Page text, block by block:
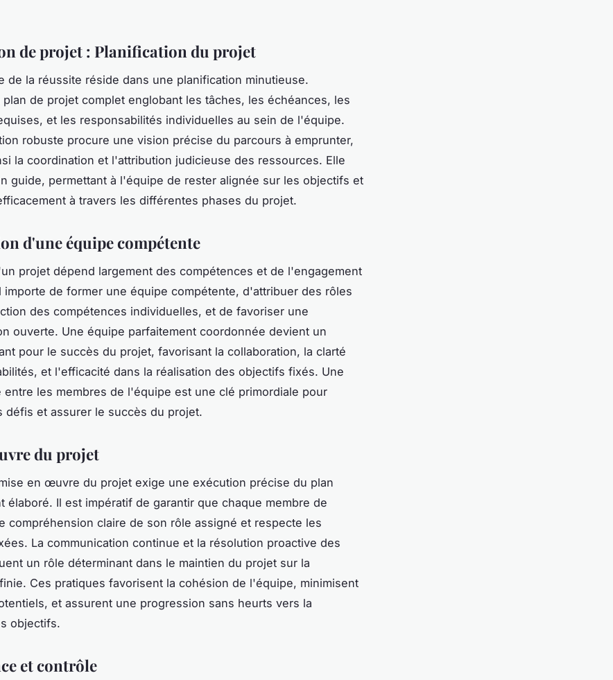
de projet : Planification du projet
de la réussite réside dans une planification minutieuse.
plan de projet complet englobant les tâches, les échéances, les
et les responsabilités individuelles au sein de l'équipe.
robuste procure une vision précise du parcours à emprunter,
la coordination et l'attribution judicieuse des ressources. Elle
guide, permettant à l'équipe de rester alignée sur les objectifs et
à travers les différentes phases du projet.
d'une équipe compétente
projet dépend largement des compétences et de l'engagement
importe de former une équipe compétente, d'attribuer des rôles
des compétences individuelles, et de favoriser une
ouverte. Une équipe parfaitement coordonnée devient un
pour le succès du projet, favorisant la collaboration, la clarté
et l'efficacité dans la réalisation des objectifs fixés. Une
entre les membres de l'équipe est une clé primordiale pour
défis et assurer le succès du projet.
du projet
en œuvre du projet exige une exécution précise du plan
élaboré. Il est impératif de garantir que chaque membre de
compréhension claire de son rôle assigné et respecte les
La communication continue et la résolution proactive des
un rôle déterminant dans le maintien du projet sur la
Ces pratiques favorisent la cohésion de l'équipe, minimisent
et assurent une progression sans heurts vers la
objectifs.
et contrôle